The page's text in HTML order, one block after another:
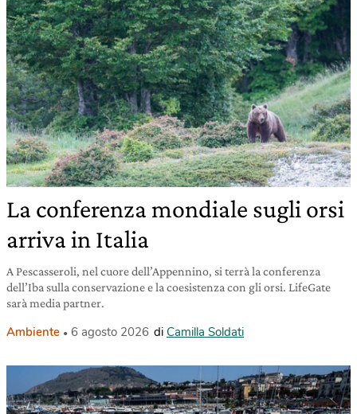
La conferenza mondiale sugli orsi
arriva in Italia
A Pescasseroli, nel cuore dell’Appennino, si terrà la conferenza
dell’Iba sulla conservazione e la coesistenza con gli orsi. LifeGate
sarà media partner.
Ambiente 6 agosto 2026 di Camilla Soldati